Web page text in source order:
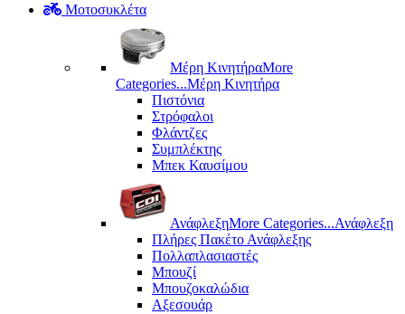
Μοτοσυκλέτα
Μέρη KινητήραMore
Categories...Μέρη Kινητήρα
Πιστόνια
Στρόφαλοι
Φλάντζες
Συμπλέκτης
Μπεκ Καυσίμου
ΑνάφλεξηMore Categories...Ανάφλεξη
Πλήρες Πακέτο Ανάφλεξης
Πολλαπλασιαστές
Μπουζί
Μπουζοκαλώδια
Αξεσουάρ